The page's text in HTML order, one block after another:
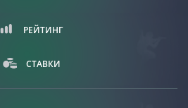
РЕЙТИНГ
СТАВКИ